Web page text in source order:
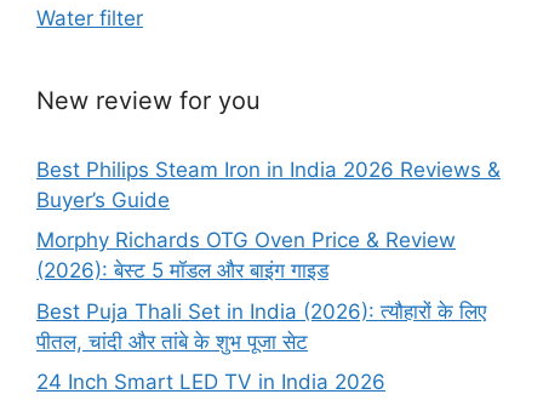
Water filter
New review for you
Best Philips Steam Iron in India 2026 Reviews &
Buyer’s Guide
Morphy Richards OTG Oven Price & Review
(2026): बेस्ट 5 मॉडल और बाइंग गाइड
Best Puja Thali Set in India (2026): त्यौहारों के लिए
पीतल, चांदी और तांबे के शुभ पूजा सेट
24 Inch Smart LED TV in India 2026